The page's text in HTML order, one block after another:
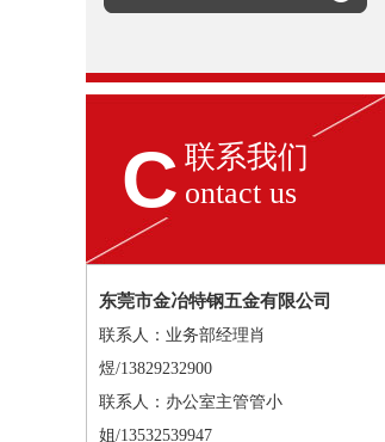
C 联系我们
ontact us
东莞市金冶特钢五金有限公司
联系人：业务部经理肖
煜/13829232900
联系人：办公室主管管小
姐/13532539947